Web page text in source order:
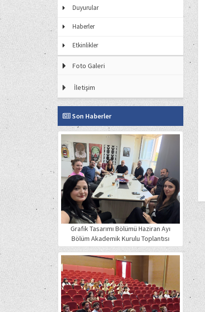
Duyurular
Haberler
Etkinlikler
Foto Galeri
İletişim
Son Haberler
Grafik Tasarımı Bölümü Haziran Ayı
Bölüm Akademik Kurulu Toplantısı